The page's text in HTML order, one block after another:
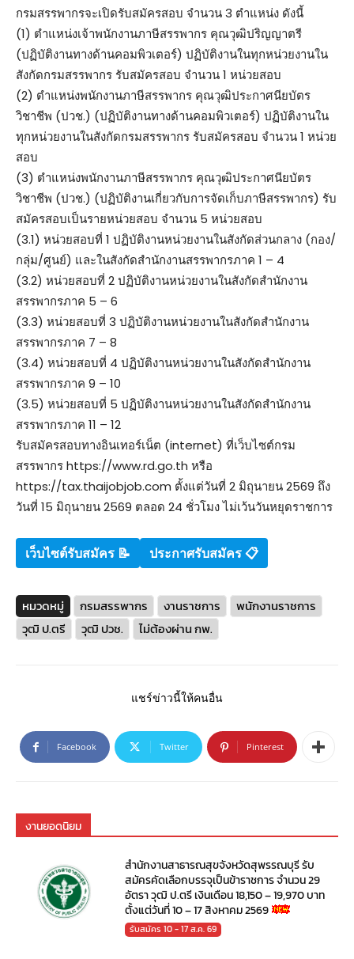
กรมสรรพากรจะเปิดรับสมัครสอบ จำนวน 3 ตำแหน่ง ดังนี้
(1) ตำแหน่งเจ้าพนักงานภาษีสรรพากร คุณวุฒิปริญญาตรี
(ปฏิบัติงานทางด้านคอมพิวเตอร์) ปฏิบัติงานในทุกหน่วยงานใน
สังกัดกรมสรรพากร รับสมัครสอบ จำนวน 1 หน่วยสอบ
(2) ตำแหน่งพนักงานภาษีสรรพากร คุณวุฒิประกาศนียบัตร
วิชาชีพ (ปวช.) (ปฏิบัติงานทางด้านคอมพิวเตอร์) ปฏิบัติงานใน
ทุกหน่วยงานในสังกัดกรมสรรพากร รับสมัครสอบ จำนวน 1 หน่วย
สอบ
(3) ตำแหน่งพนักงานภาษีสรรพากร คุณวุฒิประกาศนียบัตร
วิชาชีพ (ปวช.) (ปฏิบัติงานเกี่ยวกับการจัดเก็บภาษีสรรพากร) รับ
สมัครสอบเป็นรายหน่วยสอบ จำนวน 5 หน่วยสอบ
(3.1) หน่วยสอบที่ 1 ปฏิบัติงานหน่วยงานในสังกัดส่วนกลาง (กอง/
กลุ่ม/ศูนย์) และในสังกัดสำนักงานสรรพากรภาค 1 – 4
(3.2) หน่วยสอบที่ 2 ปฏิบัติงานหน่วยงานในสังกัดสำนักงาน
สรรพากรภาค 5 – 6
(3.3) หน่วยสอบที่ 3 ปฏิบัติงานหน่วยงานในสังกัดสำนักงาน
สรรพากรภาค 7 – 8
(3.4) หน่วยสอบที่ 4 ปฏิบัติงานหน่วยงานในสังกัดสำนักงาน
สรรพากรภาค 9 – 10
(3.5) หน่วยสอบที่ 5 ปฏิบัติงานหน่วยงานในสังกัดสำนักงาน
สรรพากรภาค 11 – 12
รับสมัครสอบทางอินเทอร์เน็ต (internet) ที่เว็บไซต์กรม
สรรพากร https://www.rd.go.th หรือ
https://tax.thaijobjob.com ตั้งแต่วันที่ 2 มิถุนายน 2569 ถึง
วันที่ 15 มิถุนายน 2569 ตลอด 24 ชั่วโมง ไม่เว้นวันหยุดราชการ
เว็บไซต์รับสมัคร 📝 ประกาศรับสมัคร 📋
หมวดหมู่ กรมสรรพากร งานราชการ
พนักงานราชการ
วุฒิ ป.ตรี
วุฒิ ปวช. ไม่ต้องผ่าน กพ.
แชร์ข่าวนี้ให้คนอื่น
Facebook Twitter Pinterest
งานยอดนิยม
สำนักงานสาธารณสุขจังหวัดสุพรรณบุรี รับ
สมัครคัดเลือกบรรจุเป็นข้าราชการ จำนวน 29
อัตรา วุฒิ ป.ตรี เงินเดือน 18,150 – 19,970 บาท
ตั้งแต่วันที่ 10 – 17 สิงหาคม 2569
รับสมัคร 10 - 17 ส.ค. 69